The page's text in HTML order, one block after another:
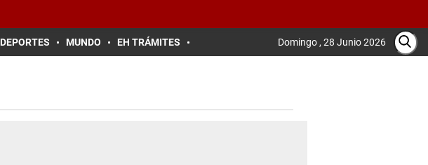
DEPORTES MUNDO EH TRÁMITES Domingo , 28 Junio 2026